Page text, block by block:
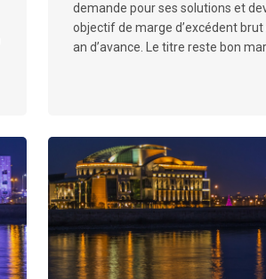
demande pour ses solutions et
objectif de marge d’excédent brut
an d’avance. Le titre reste bon